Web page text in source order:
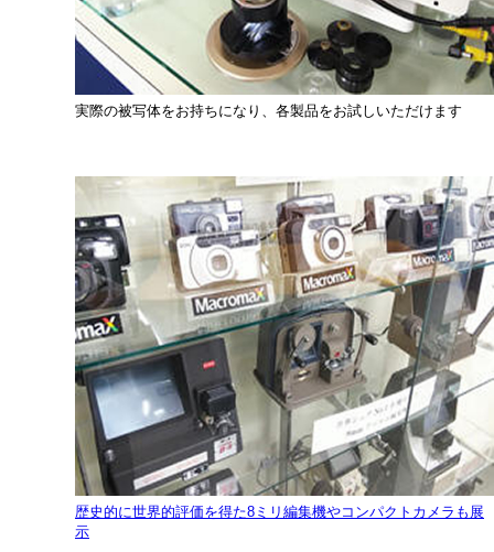
実際の被写体をお持ちになり、各製品をお試しいただけます
歴史的に世界的評価を得た8ミリ編集機やコンパクトカメラも展
示